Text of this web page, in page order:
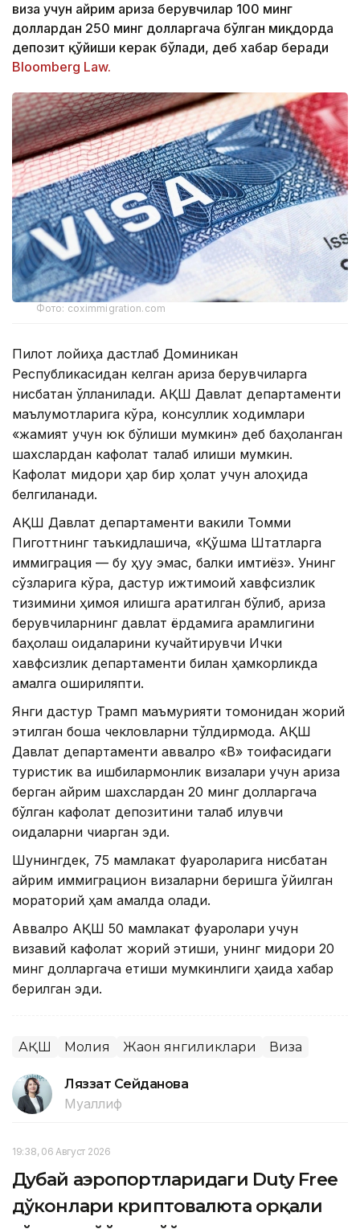
виза учун айрим ариза берувчилар 100 минг
доллардан 250 минг долларгача бўлган миқдорда
депозит қўйиши керак бўлади, деб хабар беради
Bloomberg Law.
Фото: coximmigration.com
Пилот лойиҳа дастлаб Доминикан
Республикасидан келган ариза берувчиларга
нисбатан қўлланилади. АҚШ Давлат департаменти
маълумотларига кўра, консуллик ходимлари
«жамият учун юк бўлиши мумкин» деб баҳоланган
шахслардан кафолат талаб қилиши мумкин.
Кафолат миқдори ҳар бир ҳолат учун алоҳида
белгиланади.
АҚШ Давлат департаменти вакили Томми
Пиготтнинг таъкидлашича, «Қўшма Штатларга
иммиграция — бу ҳуқуқ эмас, балки имтиёз». Унинг
сўзларига кўра, дастур ижтимоий хавфсизлик
тизимини ҳимоя қилишга қаратилган бўлиб, ариза
берувчиларнинг давлат ёрдамига қарамлигини
баҳолаш қоидаларини кучайтирувчи Ички
хавфсизлик департаменти билан ҳамкорликда
амалга ошириляпти.
Янги дастур Трамп маъмурияти томонидан жорий
этилган бошқа чекловларни тўлдирмоқда. АҚШ
Давлат департаменти аввалроқ «B» тоифасидаги
туристик ва ишбилармонлик визалари учун ариза
берган айрим шахслардан 20 минг долларгача
бўлган кафолат депозитини талаб қилувчи
қоидаларни чиқарган эди.
Шунингдек, 75 мамлакат фуқароларига нисбатан
айрим иммиграцион визаларни беришга қўйилган
мораторий ҳам амалда қолади.
Аввалроқ АҚШ 50 мамлакат фуқаролари учун
визавий кафолат жорий этиши, унинг миқдори 20
минг долларгача етиши мумкинлиги ҳақида хабар
берилган эди.
АҚШ Молия Жаҳон янгиликлари Виза
Ляззат Сейданова
Муаллиф
19:38, 06 Август 2026
Дубай аэропортларидаги Duty Free
дўконлари криптовалюта орқали